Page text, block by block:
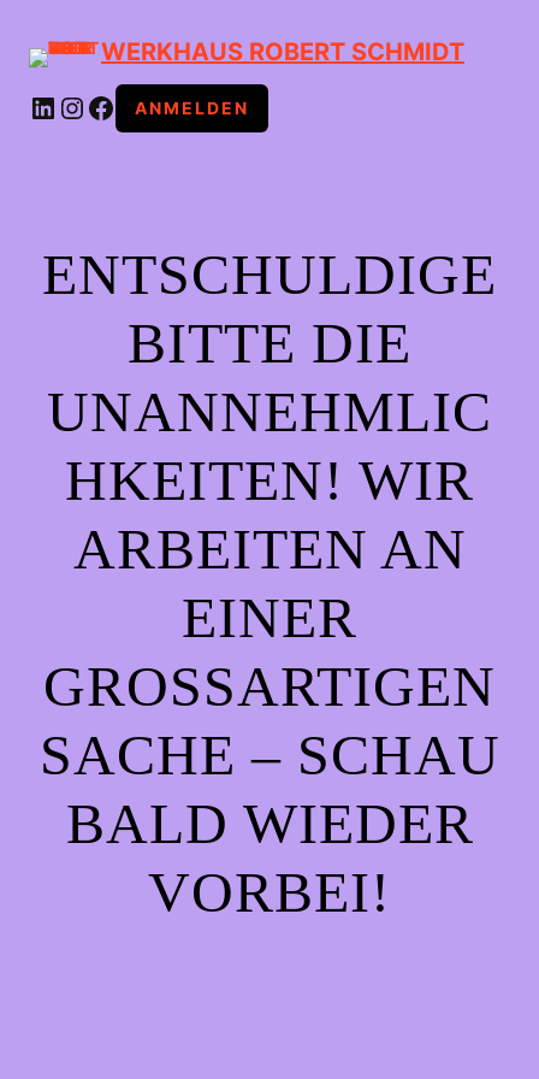
WERKHAUS ROBERT SCHMIDT
LINKEDIN INSTAGRAMFACEBOOK ANMELDEN
ENTSCHULDIGE
BITTE DIE
UNANNEHMLIC
HKEITEN! WIR
ARBEITEN AN
EINER
GROSSARTIGEN S
ACHE – SCHAU B
ALD WIEDER V
ORBEI!